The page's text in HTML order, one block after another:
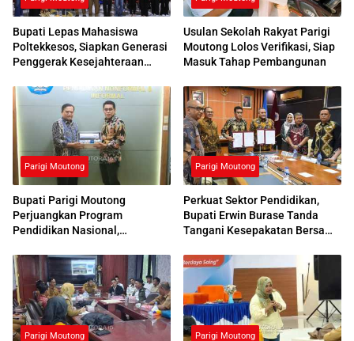
Bupati Lepas Mahasiswa
Poltekkesos, Siapkan Generasi
Penggerak Kesejahteraan
Usulan Sekolah Rakyat Parigi
Moutong Lolos Verifikasi, Siap
Masuk Tahap Pembangunan
Parigi Moutong
Bupati Parigi Moutong
Perjuangkan Program
Pendidikan Nasional,
Respons Positif
Parigi Moutong
Perkuat Sektor Pendidikan,
Bupati Erwin Burase Tanda
Tangani Kesepakatan Bersama
Parigi Moutong Parigi Moutong